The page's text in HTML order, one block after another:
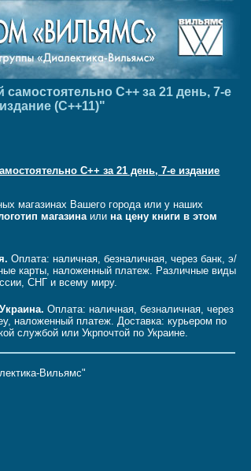
самостоятельно C++ за 21 день, 7-е
издание (C++11)"
C++ за 21 день, 7-е издание
магазинах Вашего города или у наших
магазинаили на цену книги в этом
Оплата: наличная, безналичная, через банк, э/
карты, наложенный платеж. Различные виды
СНГ и всему миру.
Оплата: наличная, безналичная, через
наложенный платеж. Доставка: курьером по
службой или Укрпочтой по Украине.
Вильямс"